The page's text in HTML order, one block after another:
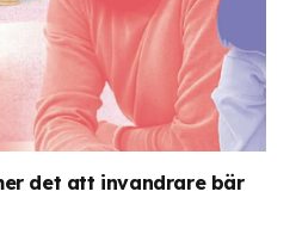
det att invandrare bär